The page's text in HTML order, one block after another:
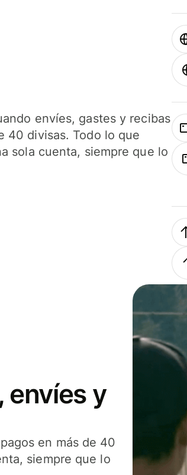
envíes, gastes y recibas
40 divisas. Todo lo que
sola cuenta, siempre que lo
envíes y
en más de 40
siempre que lo